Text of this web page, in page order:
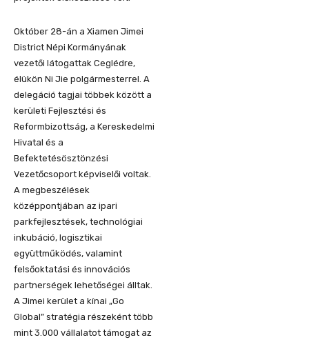
Október 28-án a Xiamen Jimei
District Népi Kormányának
vezetői látogattak Ceglédre,
élükön Ni Jie polgármesterrel. A
delegáció tagjai többek között a
kerületi Fejlesztési és
Reformbizottság, a Kereskedelmi
Hivatal és a
Befektetésösztönzési
Vezetőcsoport képviselői voltak.
A megbeszélések
középpontjában az ipari
parkfejlesztések, technológiai
inkubáció, logisztikai
együttműködés, valamint
felsőoktatási és innovációs
partnerségek lehetőségei álltak.
A Jimei kerület a kínai „Go
Global” stratégia részeként több
mint 3.000 vállalatot támogat az